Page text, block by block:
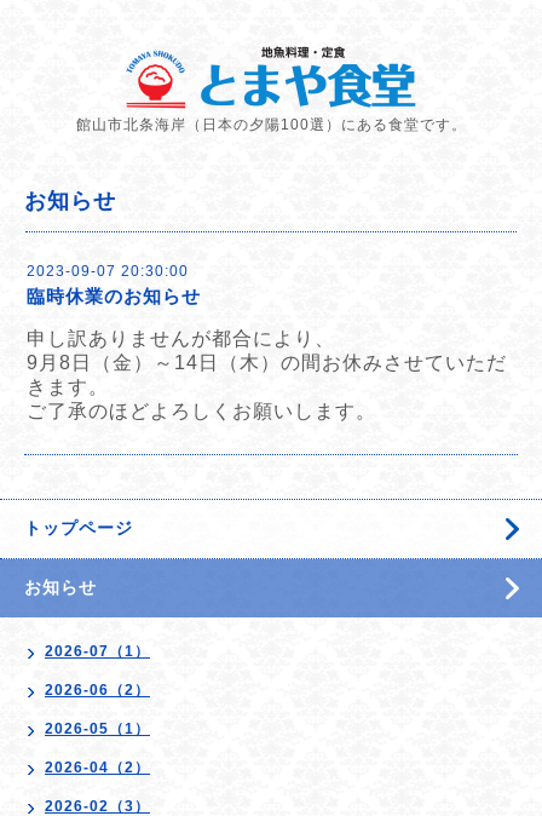
館山市北条海岸（日本の夕陽100選）にある食堂です。
お知らせ
2023-09-07 20:30:00
臨時休業のお知らせ
申し訳ありませんが都合により、
9月8日（金）～14日（木）の間お休みさせていただ
きます。
ご了承のほどよろしくお願いします。
トップページ
お知らせ
2026-07（1）
2026-06（2）
2026-05（1）
2026-04（2）
2026-02（3）